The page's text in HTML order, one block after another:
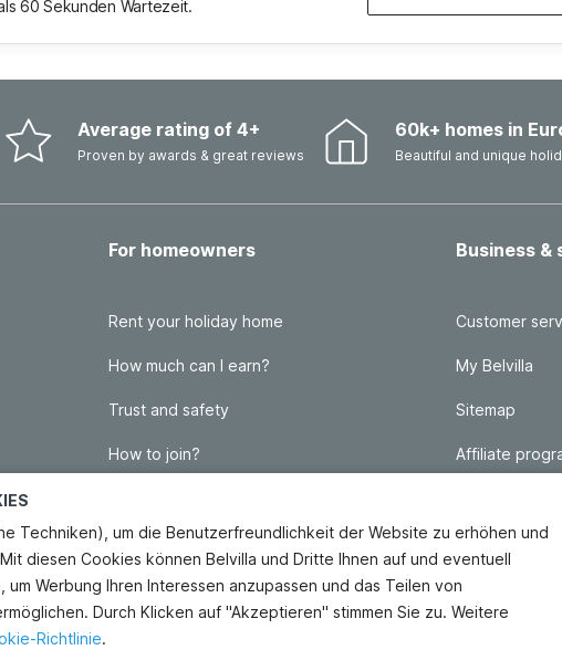
Techniken), um die Benutzerfreundlichkeit der Website zu erhöhen und
diesen Cookies können Belvilla und Dritte Ihnen auf und eventuell
Werbung Ihren Interessen anzupassen und das Teilen von
Durch Klicken auf "Akzeptieren" stimmen Sie zu. Weitere
Richtlinie.
60 Sekunden Wartezeit.
Average rating of 4+
Proven by awards & great reviews
60k+ homes in
Beautiful and unique
For homeowners
Rent your holiday home
How much can I earn?
Trust and safety
How to join?
Homeowner blog
Business &
Customer
My Belvilla
Sitemap
Affiliate
FAQ